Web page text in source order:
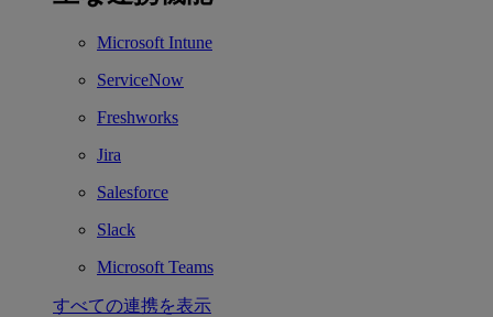
Microsoft Intune
ServiceNow
Freshworks
Jira
Salesforce
Slack
Microsoft Teams
すべての連携を表示